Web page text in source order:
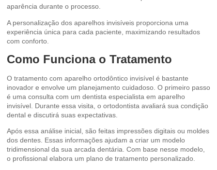
aparência durante o processo.
A personalização dos aparelhos invisíveis proporciona uma
experiência única para cada paciente, maximizando resultados
com conforto.
Como Funciona o Tratamento
O tratamento com aparelho ortodôntico invisível é bastante
inovador e envolve um planejamento cuidadoso. O primeiro passo
é uma consulta com um dentista especialista em aparelho
invisível. Durante essa visita, o ortodontista avaliará sua condição
dental e discutirá suas expectativas.
Após essa análise inicial, são feitas impressões digitais ou moldes
dos dentes. Essas informações ajudam a criar um modelo
tridimensional da sua arcada dentária. Com base nesse modelo,
o profissional elabora um plano de tratamento personalizado.